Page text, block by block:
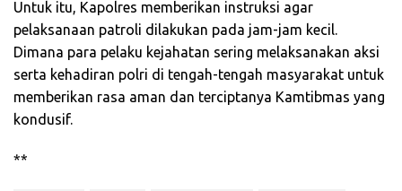
Untuk itu, Kapolres memberikan instruksi agar
pelaksanaan patroli dilakukan pada jam-jam kecil.
Dimana para pelaku kejahatan sering melaksanakan aksi
serta kehadiran polri di tengah-tengah masyarakat untuk
memberikan rasa aman dan terciptanya Kamtibmas yang
kondusif.
**